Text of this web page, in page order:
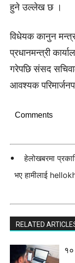
हुने उल्लेख छ ।
विधेयक कानुन
प्रधानमन्त्री
गरेपछि संसद
आवश्यक
Comments
हेलोखबरमा
भए हामीलाई
RELATED
१०